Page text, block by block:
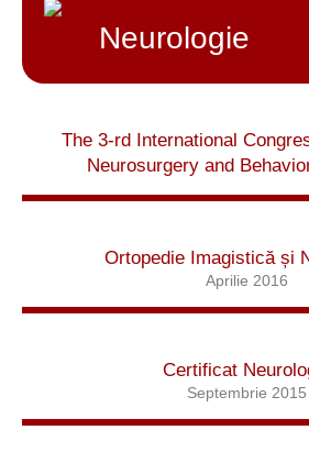
Neurologie
The 3-rd International
Neurosurgery and
Ortopedie Imagistică și
Aprilie 2016
Certificat
Septembrie 2015